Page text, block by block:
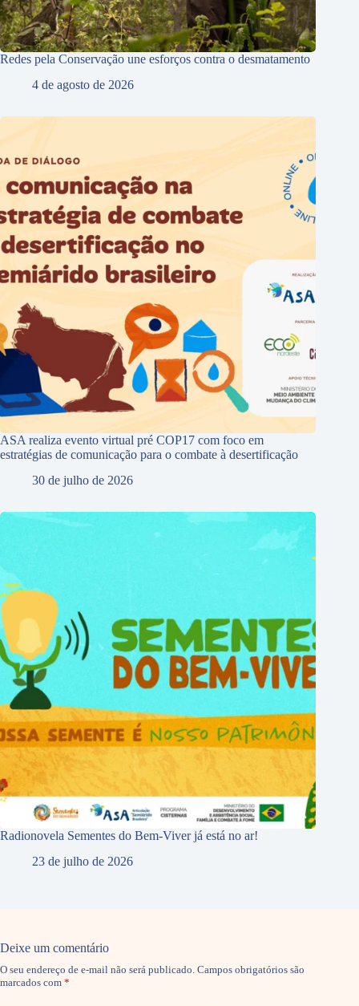
Redes pela Conservação une esforços contra o desmatamento
4 de agosto de 2026
ASA realiza evento virtual pré COP17 com foco em
estratégias de comunicação para o combate à desertificação
30 de julho de 2026
Radionovela Sementes do Bem-Viver já está no ar!
23 de julho de 2026
Deixe um comentário
O seu endereço de e-mail não será publicado. Campos obrigatórios são
marcados com *